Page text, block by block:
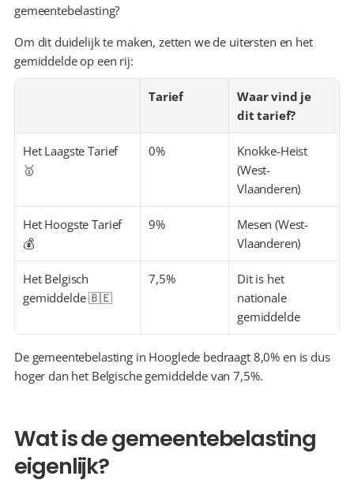
gemeentebelasting?
Om dit duidelijk te maken, zetten we de uitersten en het
gemiddelde op een rij:
Tarief
Waar vind je
dit tarief?
Het Laagste Tarief
🥇
0%
Knokke-Heist
(West-
Vlaanderen)
Het Hoogste Tarief
💰
9%
Mesen (West-
Vlaanderen)
Het Belgisch
gemiddelde 🇧🇪
7,5%
Dit is het
nationale
gemiddelde
De gemeentebelasting in Hooglede bedraagt 8,0% en is dus
hoger dan het Belgische gemiddelde van 7,5%.
Wat is de gemeentebelasting
eigenlijk?